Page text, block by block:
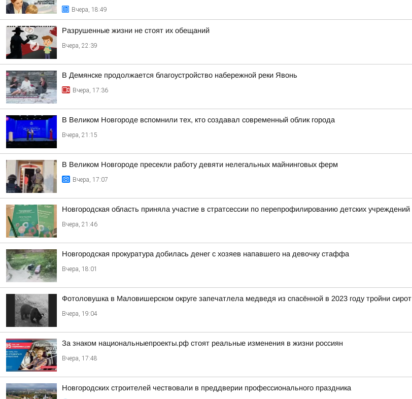
Вчера, 18:49
Разрушенные жизни не стоят их обещаний
Вчера, 22:39
В Демянске продолжается благоустройство набережной реки Явонь
Вчера, 17:36
В Великом Новгороде вспомнили тех, кто создавал современный облик города
Вчера, 21:15
В Великом Новгороде пресекли работу девяти нелегальных майнинговых ферм
Вчера, 17:07
Новгородская область приняла участие в стратсессии по перепрофилированию детских учреждений
Вчера, 21:46
Новгородская прокуратура добилась денег с хозяев напавшего на девочку стаффа
Вчера, 18:01
Фотоловушка в Маловишерском округе запечатлела медведя из спасённой в 2023 году тройни сирот
Вчера, 19:04
За знаком национальныепроекты.рф стоят реальные изменения в жизни россиян
Вчера, 17:48
Новгородских строителей чествовали в преддверии профессионального праздника